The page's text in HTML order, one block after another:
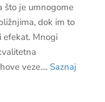
što je umnogome
dok im to
efekat. Mnogi
veze.... Saznaj